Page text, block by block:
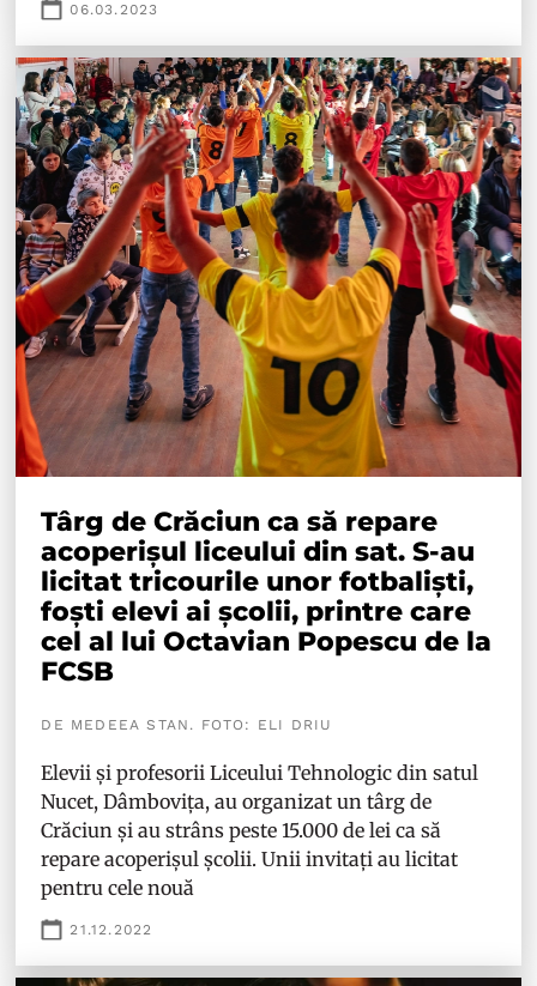
06.03.2023
Târg de Crăciun ca să repare
acoperișul liceului din sat. S-au
licitat tricourile unor fotbaliști,
foști elevi ai școlii, printre care
cel al lui Octavian Popescu de la
FCSB
DE MEDEEA STAN. FOTO: ELI DRIU
Elevii și profesorii Liceului Tehnologic din satul
Nucet, Dâmbovița, au organizat un târg de
Crăciun și au strâns peste 15.000 de lei ca să
repare acoperișul școlii. Unii invitați au licitat
pentru cele nouă
21.12.2022